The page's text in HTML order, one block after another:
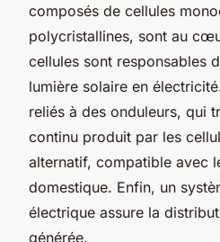
composés de cellules
polycristallines, sont au
cellules sont responsables
lumière solaire en
reliés à des onduleurs, qui
continu produit par les
alternatif, compatible avec
domestique. Enfin, un
électrique assure la
générée.